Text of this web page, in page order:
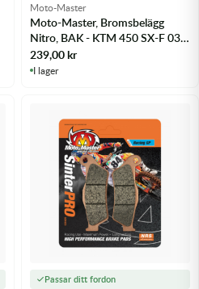
Moto-Master
Moto-Master, Bromsbelägg
Nitro, BAK - KTM 450 SX-F 03-
25 m.fl.
239,00kr
I lager
Passar ditt fordon